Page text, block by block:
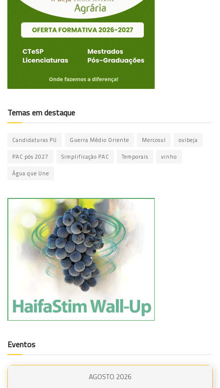
Temas em destaque
Candidaturas PU Guerra Médio Oriente Mercosul ovibeja
PAC pós 2027 Simplificação PAC Temporais vinho
Água que Une
Eventos
AGOSTO 2026